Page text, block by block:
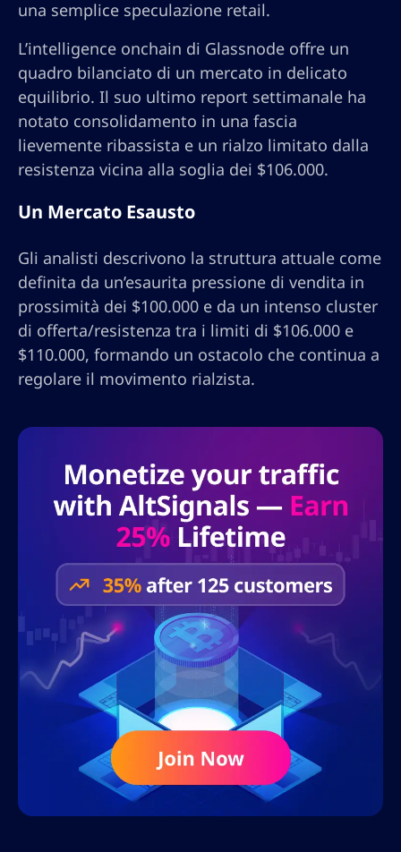
una semplice speculazione retail.
L’intelligence onchain di Glassnode offre un
quadro bilanciato di un mercato in delicato
equilibrio. Il suo ultimo report settimanale ha
notato consolidamento in una fascia
lievemente ribassista e un rialzo limitato dalla
resistenza vicina alla soglia dei $106.000.
Un Mercato Esausto
Gli analisti descrivono la struttura attuale come
definita da un’esaurita pressione di vendita in
prossimità dei $100.000 e da un intenso cluster
di offerta/resistenza tra i limiti di $106.000 e
$110.000, formando un ostacolo che continua a
regolare il movimento rialzista.